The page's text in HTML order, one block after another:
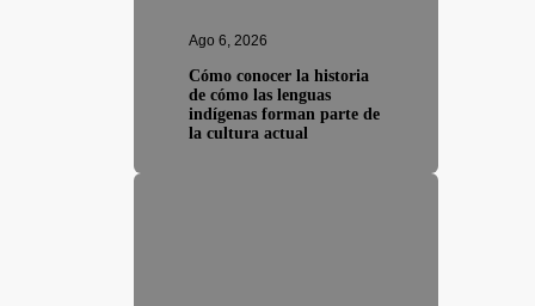
Ago 6, 2026
Cómo conocer la historia
de cómo las lenguas
indígenas forman parte de
la cultura actual